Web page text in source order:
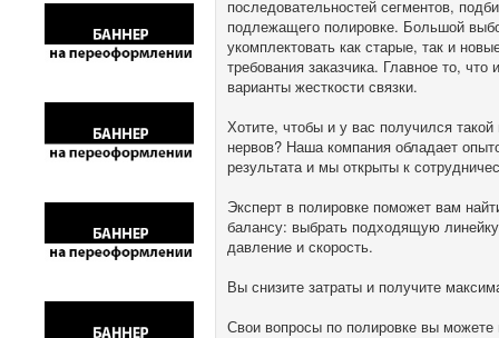
последовательностей сегментов,
подлежащего полировке. Большой
укомплектовать как старые, так и
требования заказчика. Главное то,
варианты жесткости связки.
Хотите, чтобы и у вас получился
нервов? Наша компания обладает
результата и мы открыты к
Эксперт в полировке поможет вам
балансу: выбрать подходящую
давление и скорость.
Вы снизите затраты и получите
Свои вопросы по полировке вы